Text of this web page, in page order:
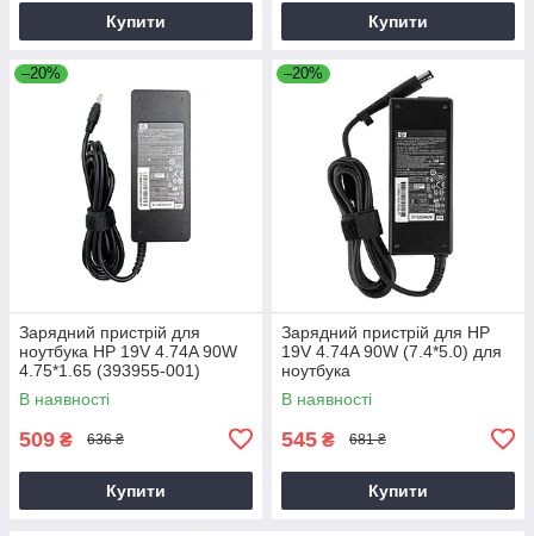
Купити Купити
–20%
Зарядний пристрій для
ноутбука HP 19V 4.74A 90W
4.75*1.65 (393955-001)
В наявності
509 ₴ 636 ₴
Купити
–20%
Зарядний пристрій для HP
19V 4.74A 90W (7.4*5.0) для
ноутбука
В наявності
545 ₴ 681 ₴
Купити